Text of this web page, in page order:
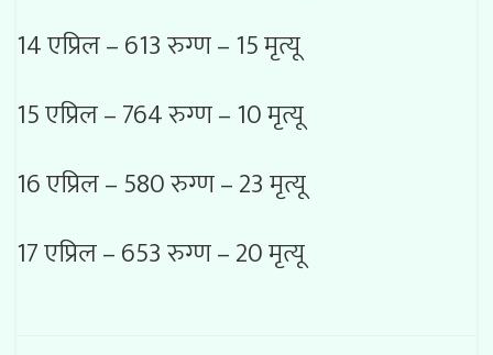
14 एप्रिल – 613 रुग्ण – 15 मृत्यू
15 एप्रिल – 764 रुग्ण – 10 मृत्यू
16 एप्रिल – 580 रुग्ण – 23 मृत्यू
17 एप्रिल – 653 रुग्ण – 20 मृत्यू